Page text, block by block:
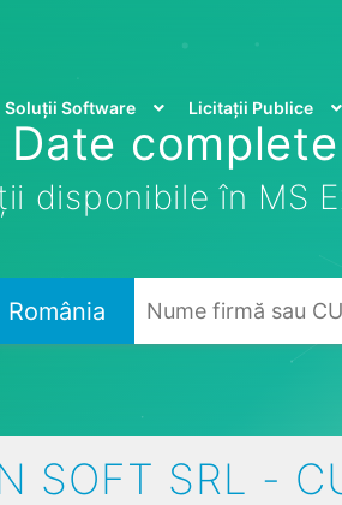
Soluții Software Licitații Publice
Date
disponibile în MS
România
SOFT SRL -